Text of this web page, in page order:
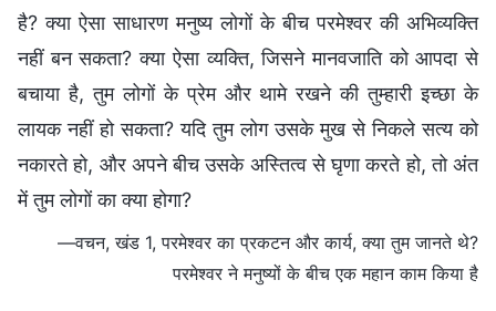
है? क्या ऐसा साधारण मनुष्य लोगों के बीच परमेश्वर की अभिव्यक्ति
नहीं बन सकता? क्या ऐसा व्यक्ति, जिसने मानवजाति को आपदा से
बचाया है, तुम लोगों के प्रेम और थामे रखने की तुम्हारी इच्छा के
लायक नहीं हो सकता? यदि तुम लोग उसके मुख से निकले सत्य को
नकारते हो, और अपने बीच उसके अस्तित्व से घृणा करते हो, तो अंत
में तुम लोगों का क्या होगा?
—वचन, खंड 1, परमेश्वर का प्रकटन और कार्य, क्या तुम जानते थे?
परमेश्वर ने मनुष्यों के बीच एक महान काम किया है